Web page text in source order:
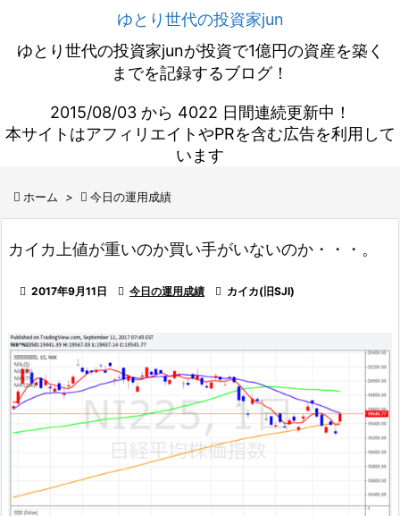
ゆとり世代の投資家jun
ゆとり世代の投資家junが投資で1億円の資産を築く
までを記録するブログ！
2015/08/03 から 4022 日間連続更新中！
本サイトはアフィリエイトやPRを含む広告を利用して
います
 ホーム >  今日の運用成績
カイカ上値が重いのか買い手がいないのか・・・。
 2017年9月11日  今日の運用成績  カイカ(旧SJI)